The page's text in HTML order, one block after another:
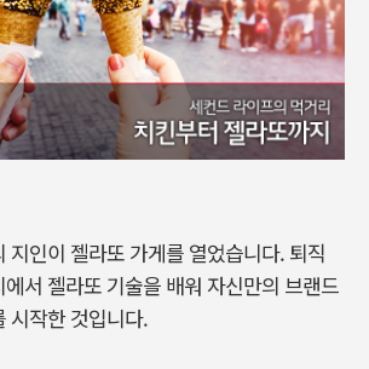
지인이 젤라또 가게를 열었습니다. 퇴직
서 젤라또 기술을 배워 자신만의 브랜드
시작한 것입니다.